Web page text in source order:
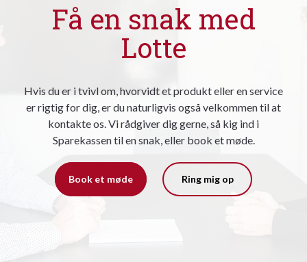
Få en snak med
Lotte
Hvis du er i tvivl om, hvorvidt et produkt eller en service
er rigtig for dig, er du naturligvis også velkommen til at
kontakte os. Vi rådgiver dig gerne, så kig ind i
Sparekassen til en snak, eller book et møde.
Book et møde Ring mig op